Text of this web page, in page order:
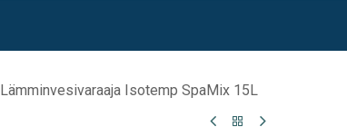
Lämminvesivaraaja Isotemp SpaMix 15L